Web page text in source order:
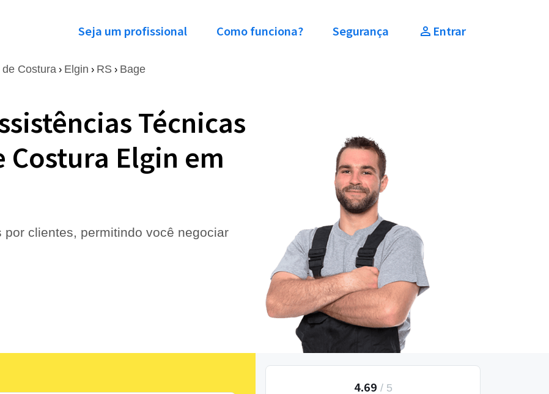
Seja um profissional Como funciona? Segurança Entrar
Costura › Elgin › RS › Bage
Técnicas
Elgin em
clientes, permitindo você negociar
4.69 / 5